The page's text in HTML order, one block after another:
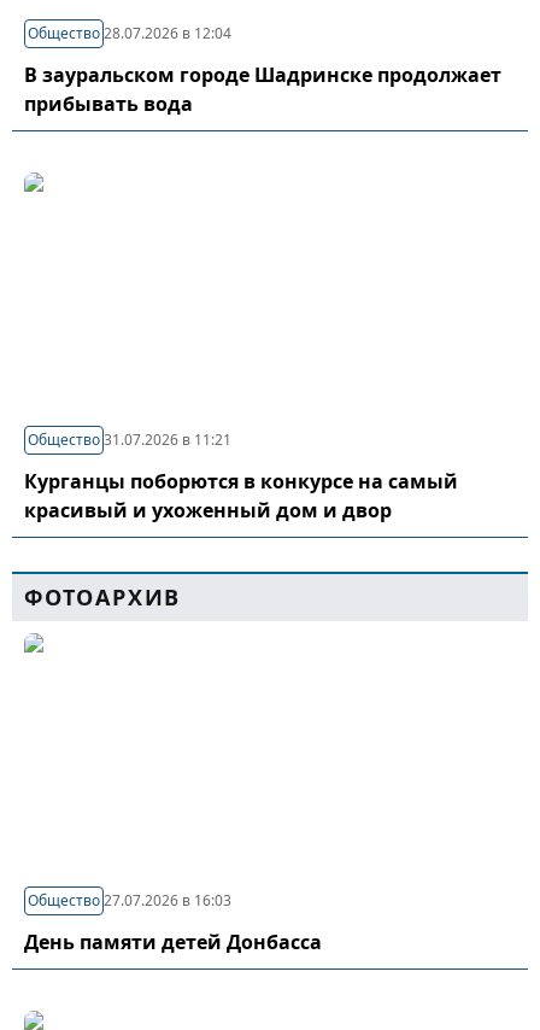
Общество28.07.2026 в 12:04
В зауральском городе Шадринске продолжает
прибывать вода
Общество31.07.2026 в 11:21
Курганцы поборются в конкурсе на самый
красивый и ухоженный дом и двор
ФОТОАРХИВ
Общество27.07.2026 в 16:03
День памяти детей Донбасса